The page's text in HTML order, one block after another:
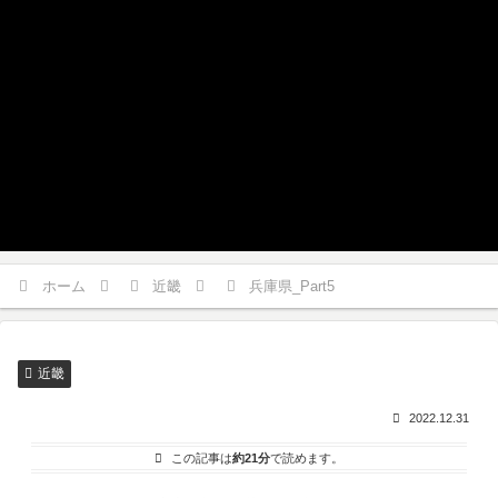
ホーム 近畿 兵庫県_Part5
近畿
2022.12.31
この記事は約21分で読めます。